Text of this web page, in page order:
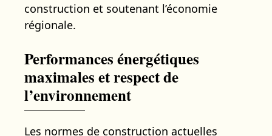
construction et soutenant l’économie
régionale.
Performances énergétiques
maximales et respect de
l’environnement
Les normes de construction actuelles